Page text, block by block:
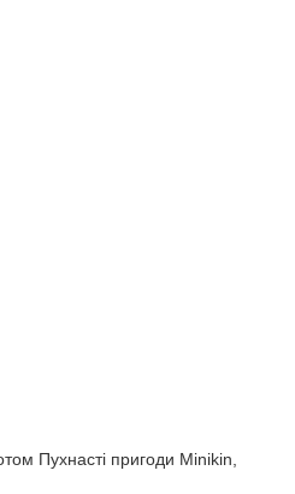
Пухнасті пригоди Minikin,